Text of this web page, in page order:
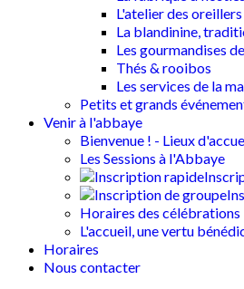
L'atelier des oreillers
La blandinine,
Les gourmandises
Thés & rooibos
Les services de la
Petits et grands
Venir à l'abbaye
Bienvenue ! - Lieux
Les Sessions à l'Abbaye
Horaires des célébrations
L'accueil, une vertu
Horaires
Nous contacter